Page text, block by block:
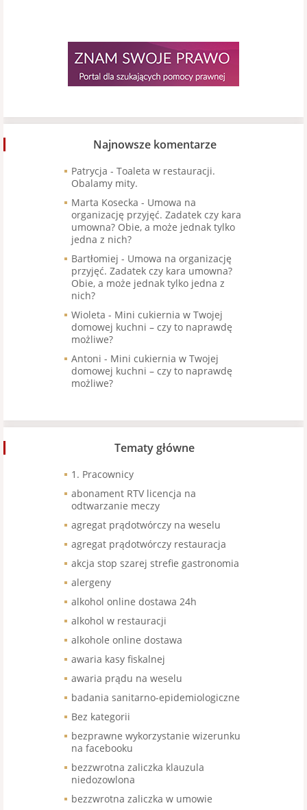
Najnowsze komentarze
Patrycja - Toaleta w restauracji.
Obalamy mity.
Marta Kosecka - Umowa na
organizację przyjęć. Zadatek czy kara
umowna? Obie, a może jednak tylko
jedna z nich?
Bartłomiej - Umowa na organizację
przyjęć. Zadatek czy kara umowna?
Obie, a może jednak tylko jedna z
nich?
Wioleta - Mini cukiernia w Twojej
domowej kuchni – czy to naprawdę
możliwe?
Antoni - Mini cukiernia w Twojej
domowej kuchni – czy to naprawdę
możliwe?
Tematy główne
1. Pracownicy
abonament RTV licencja na
odtwarzanie meczy
agregat prądotwórczy na weselu
agregat prądotwórczy restauracja
akcja stop szarej strefie gastronomia
alergeny
alkohol online dostawa 24h
alkohol w restauracji
alkohole online dostawa
awaria kasy fiskalnej
awaria prądu na weselu
badania sanitarno-epidemiologiczne
Bez kategorii
bezprawne wykorzystanie wizerunku
na facebooku
bezzwrotna zaliczka klauzula
niedozowlona
bezzwrotna zaliczka w umowie